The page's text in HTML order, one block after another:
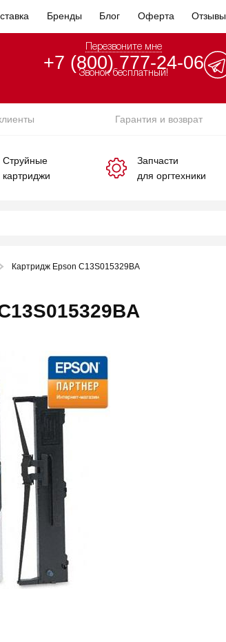
Бренды Блог Оферта Отзывы
Перезвоните мне
+7 (800) 777-24-06
Звонок бесплатный!
Гарантия и возврат
Струйные
картриджи
Запчасти
для оргтехники
Картридж Epson C13S015329BA